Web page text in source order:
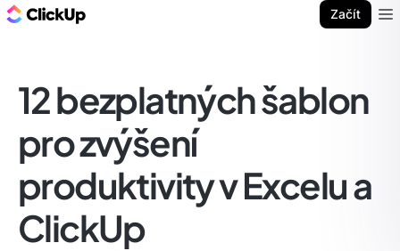
Začít
12 bezplatných šablon
pro zvýšení
produktivity v Excelu a
ClickUp